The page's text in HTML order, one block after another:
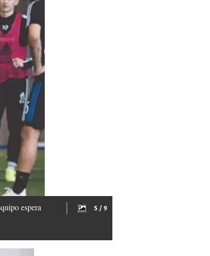
espera
5 / 9